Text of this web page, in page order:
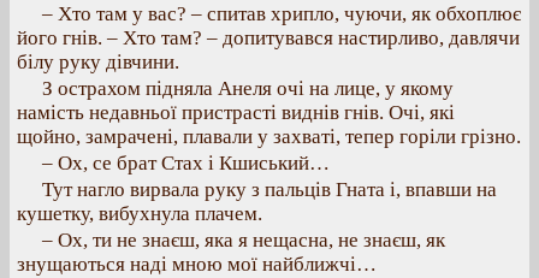
– Хто там у вас? – спитав хрипло, чуючи, як обхоплює
його гнів. – Хто там? – допитувався настирливо, давлячи
білу руку дівчини.
З острахом підняла Анеля очі на лице, у якому
намість недавньої пристрасті виднів гнів. Очі, які
щойно, замрачені, плавали у захваті, тепер горіли грізно.
– Ох, се брат Стах і Кшиський…
Тут нагло вирвала руку з пальців Гната і, впавши на
кушетку, вибухнула плачем.
– Ох, ти не знаєш, яка я нещасна, не знаєш, як
знущаються наді мною мої найближчі…